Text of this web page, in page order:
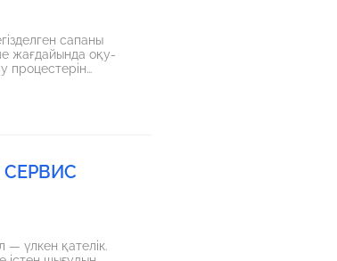
сапаны
жағдайында оқу-
процестерін
кейін жай ғана
— үлкен қателік.